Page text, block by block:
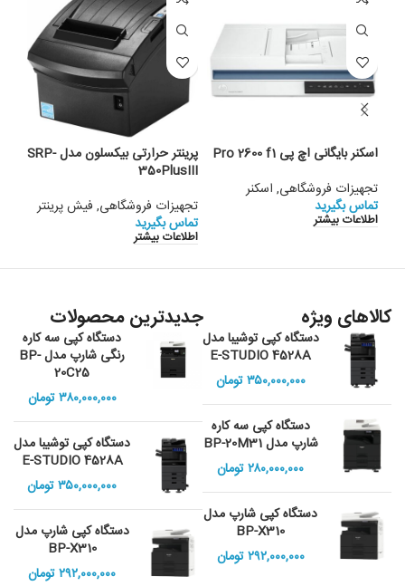
اسکنر بایگانی اچ پی Pro 2600 f1
تجهیزات فروشگاهی, اسکنر
تماس بگیرید
اطلاعات بیشتر
پرینتر حرارتی بیکسلون مدل SRP-
350PlusIII
تجهیزات فروشگاهی, فیش پرینتر
تماس بگیرید
اطلاعات بیشتر
کالاهای ویژه
دستگاه کپی توشیبا مدل
E-STUDIO 4528A
۳۵۰,۰۰۰,۰۰۰تومان
دستگاه کپی سه کاره
شارپ مدل BP-20M31
۲۸۰,۰۰۰,۰۰۰تومان
دستگاه کپی شارپ مدل
BP-X310
۲۹۲,۰۰۰,۰۰۰تومان
جدیدترین محصولات
دستگاه کپی سه کاره
رنگی شارپ مدل BP-
20C25
۳۸۰,۰۰۰,۰۰۰تومان
دستگاه کپی توشیبا مدل
E-STUDIO 4528A
۳۵۰,۰۰۰,۰۰۰تومان
دستگاه کپی شارپ مدل
BP-X310
۲۹۲,۰۰۰,۰۰۰تومان